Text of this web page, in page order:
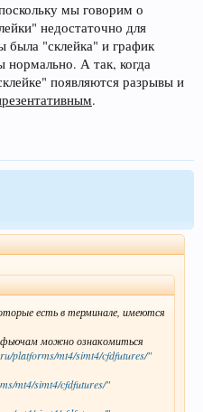
мы говорим о
недостаточно для
была "склейка" и график
нормально. А так, когда
появляются разрывы и
.
есть в терминале, имеются
можно ознакомиться
platforms/mt4/simt4/cfdfutures/"
mt4/simt4/cfdfutures/"